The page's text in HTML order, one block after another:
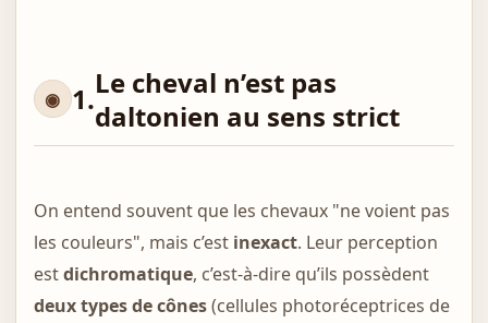
1.Le cheval n’est pas
daltonien au sens strict
On entend souvent que les chevaux "ne voient pas
les couleurs", mais c’est inexact. Leur perception
estdichromatique, c’est-à-dire qu’ils possèdent
deux types de cônes(cellules photoréceptrices de